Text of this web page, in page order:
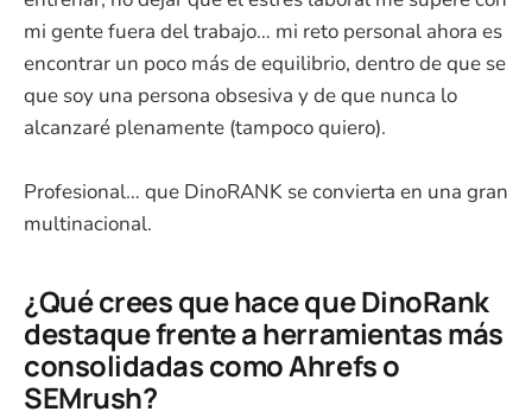
mi gente fuera del trabajo… mi reto personal ahora es
encontrar un poco más de equilibrio, dentro de que se
que soy una persona obsesiva y de que nunca lo
alcanzaré plenamente (tampoco quiero).
Profesional… que DinoRANK se convierta en una gran
multinacional.
¿Qué crees que hace que DinoRank
destaque frente a herramientas más
consolidadas como Ahrefs o
SEMrush?